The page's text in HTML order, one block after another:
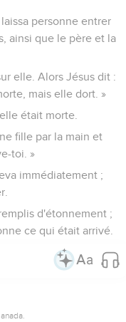
personne entrer
ainsi que le père et la
elle. Alors Jésus dit :
mais elle dort. »
était morte.
fille par la main et
toi. »
immédiatement ;
d'étonnement ;
ce qui était arrivé.